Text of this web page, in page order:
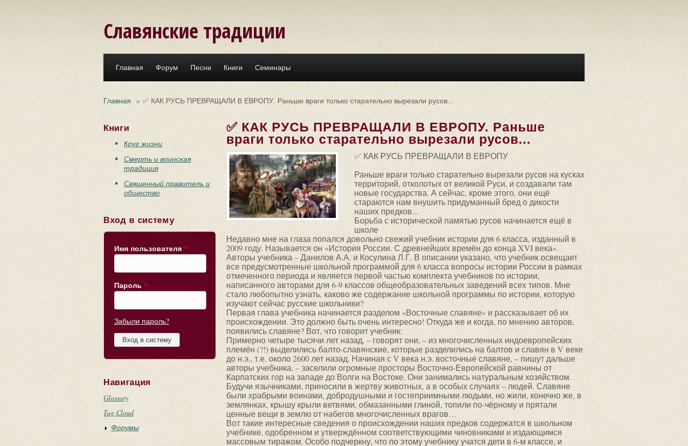
Славянские традиции
Главная Форум Песни Книги Семинары
Главная » ✅ КАК РУСЬ ПРЕВРАЩАЛИ В ЕВРОПУ. Раньше враги только старательно вырезали русов...
Книги
Круг жизни
Смерть и воинская
традиция
Священный правитель и
общество
Вход в систему
Имя пользователя *
Пароль *
Забыли пароль?
Навигация
Glossary
Tag Cloud
Форумы
✅ КАК РУСЬ ПРЕВРАЩАЛИ В ЕВРОПУ. Раньше
враги только старательно вырезали русов...
✅ КАК РУСЬ ПРЕВРАЩАЛИ В ЕВРОПУ
Раньше враги только старательно вырезали русов на кусках
территорий, отколотых от великой Руси, и создавали там
новые государства. А сейчас, кроме этого, они ещё
стараются нам внушить придуманный бред о дикости
наших предков...
Борьба с исторической памятью русов начинается ещё в
школе
Недавно мне на глаза попался довольно свежий учебник истории для 6 класса, изданный в
2009 году. Называется он «История России. С древнейших времён до конца XVI века».
Авторы учебника – Данилов А.А. и Косулина Л.Г. В описании указано, что учебник освещает
все предусмотренные школьной программой для 6 класса вопросы истории России в рамках
отмеченного периода и является первой частью комплекта учебников по истории,
написанного авторами для 6-9 классов общеобразовательных заведений всех типов. Мне
стало любопытно узнать, каково же содержание школьной программы по истории, которую
изучают сейчас русские школьники?
Первая глава учебника начинается разделом «Восточные славяне» и рассказывает об их
происхождении. Это должно быть очень интересно! Откуда же и когда, по мнению авторов,
появились славяне? Вот, что говорит учебник:
Примерно четыре тысячи лет назад, – говорят они, – из многочисленных индоевропейских
племён (?!) выделились балто-славянские, которые разделились на балтов и славян в V веке
до н.э., т.е. около 2600 лет назад. Начиная с V века н.э. восточные славяне, – пишут дальше
авторы учебника, – заселили огромные просторы Восточно-Европейской равнины от
Карпатских гор на западе до Волги на Востоке. Они занимались натуральным хозяйством.
Будучи язычниками, приносили в жертву животных, а в особых случаях – людей. Славяне
были храбрыми воинами, добродушными и гостеприимными людьми, но жили, конечно же, в
землянках, крышу крыли ветвями, обмазанными глиной, топили по-чёрному и прятали
ценные вещи в землю от набегов многочисленных врагов…
Вот такие интересные сведения о происхождении наших предков содержатся в школьном
учебнике, одобренном и утверждённом соответствующими чиновниками и издающимся
массовым тиражом. Особо подчеркну, что по этому учебнику учатся дети в 6-м классе, и